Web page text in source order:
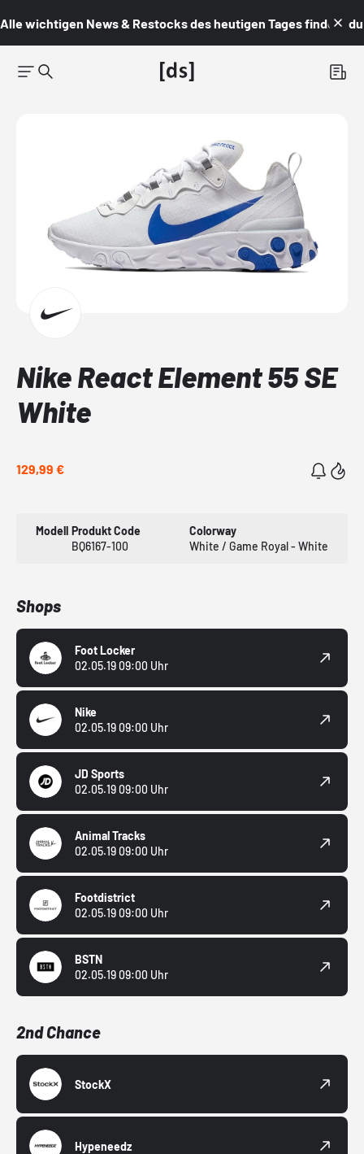
Alle wichtigen News & Restocks des heutigen Tages findest du
Nike React Element 55 SE
White
129,99 €
Modell Produkt Code
BQ6167-100
Colorway
White / Game Royal - White
Shops
Foot Locker
02.05.19 09:00 Uhr
Nike
02.05.19 09:00 Uhr
JD Sports
02.05.19 09:00 Uhr
Animal Tracks
02.05.19 09:00 Uhr
Footdistrict
02.05.19 09:00 Uhr
BSTN
02.05.19 09:00 Uhr
2nd Chance
StockX
Hypeneedz